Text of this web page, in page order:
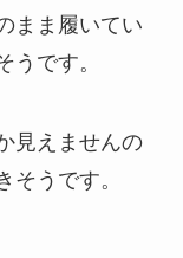
まま履いてい
うです。
見えませんの
そうです。